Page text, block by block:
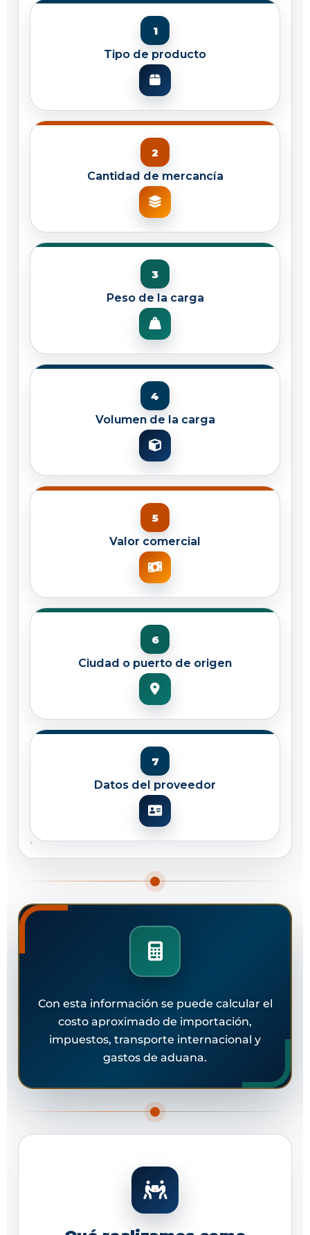
Tipo de producto
Cantidad de mercancía
Peso de la carga
Volumen de la carga
Valor comercial
Ciudad o puerto de origen
Datos del proveedor
Con esta información se puede calcular el
costo aproximado de importación,
impuestos, transporte internacional y
gastos de aduana.